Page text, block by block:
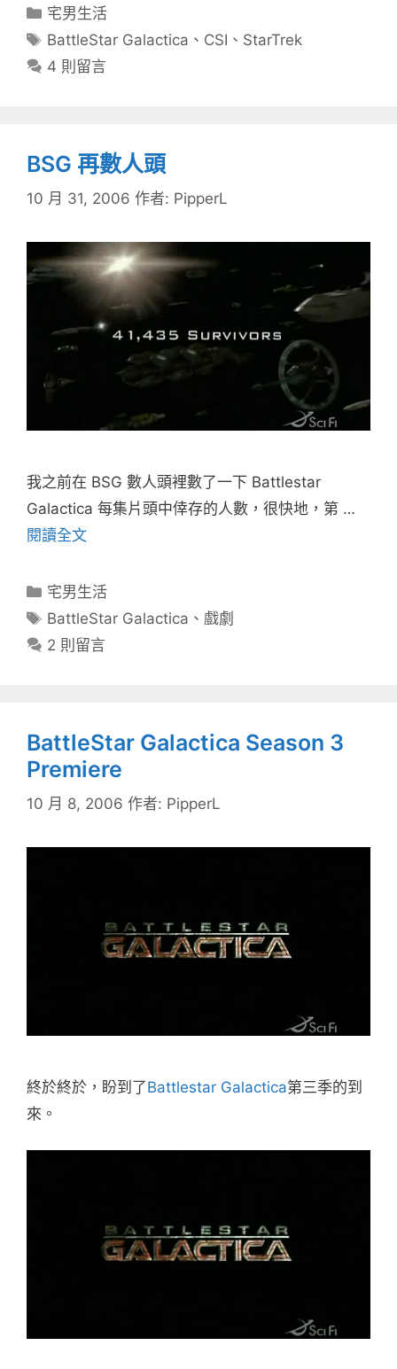
分
類
宅男生活
標
籤
BattleStar Galactica 、 CSI 、 StarTrek
4 則留言
BSG 再數人頭
10 月 31, 2006 作者: PipperL
我之前在 BSG 數人頭裡數了一下 Battlestar
Galactica 每集片頭中倖存的人數，很快地，第 …
閱讀全文
分
類
宅男生活
標
籤
BattleStar Galactica 、 戲劇
2 則留言
BattleStar Galactica Season 3
Premiere
10 月 8, 2006 作者: PipperL
終於終於，盼到了Battlestar Galactica第三季的到
來。